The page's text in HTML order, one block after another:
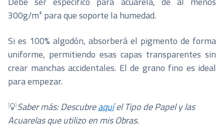
300g/m² para que soporte la humedad.
Si es 100% algodón, absorberá el pigmento de forma
uniforme, permitiendo esas capas transparentes sin
crear manchas accidentales. El de grano fino es ideal
para empezar.
💡Saber más: Descubreaquíel Tipo de Papel y las
Acuarelas que utilizo en mis Obras.